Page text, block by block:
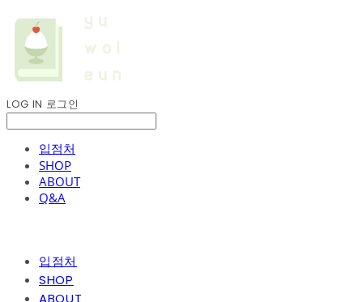
LOG IN 로그인
입점처
SHOP
ABOUT
Q&A
입점처
SHOP